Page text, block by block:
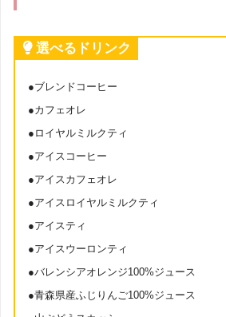
選べるドリンク
●ブレンドコーヒー
●カフェオレ
●ロイヤルミルクティ
●アイスコーヒー
●アイスカフェオレ
●アイスロイヤルミルクティ
●アイスティ
●アイスウーロンティ
●バレンシアオレンジ100%ジュース
●青森県産ふじりんご100%ジュース